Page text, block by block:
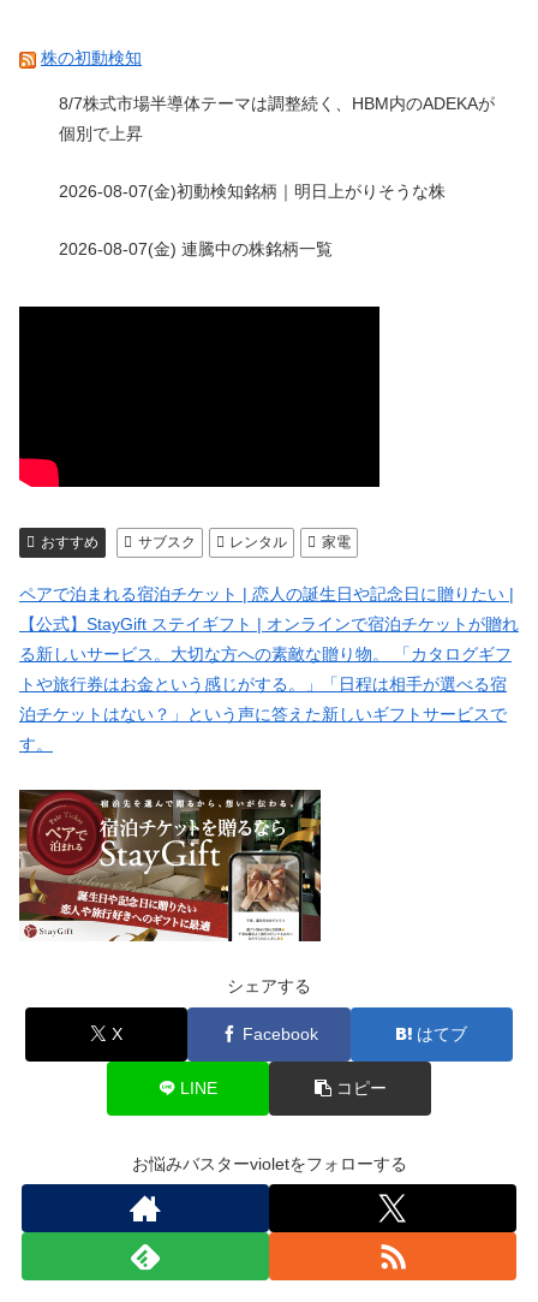
株の初動検知
8/7株式市場半導体テーマは調整続く、HBM内のADEKAが
個別で上昇
2026-08-07(金)初動検知銘柄｜明日上がりそうな株
2026-08-07(金) 連騰中の株銘柄一覧
おすすめ サブスク レンタル 家電
ペアで泊まれる宿泊チケット | 恋人の誕生日や記念日に贈りたい |
【公式】StayGift ステイギフト | オンラインで宿泊チケットが贈れ
る新しいサービス。大切な方への素敵な贈り物。 「カタログギフ
トや旅行券はお金という感じがする。」「日程は相手が選べる宿
泊チケットはない？」という声に答えた新しいギフトサービスで
す。
シェアする
X Facebook はてブ
LINE コピー
お悩みバスターvioletをフォローする